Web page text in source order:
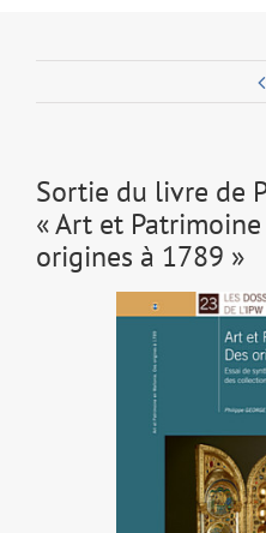
Sortie du livre de
« Art et
origines à 1789 »